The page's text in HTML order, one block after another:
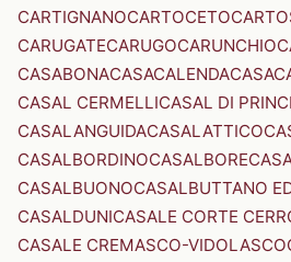
CARTIGNANOCARTOCETO
CARUGATECARUGOCARUNCHIO
CASABONACASACALENDA
CASAL CERMELLICASAL DI
CASALANGUIDACASALATTICO
CASALBORDINOCASALBORE
CASALBUONOCASALBUTTANO
CASALDUNICASALE CORTE
CASALE CREMASCO-VIDOLASCO